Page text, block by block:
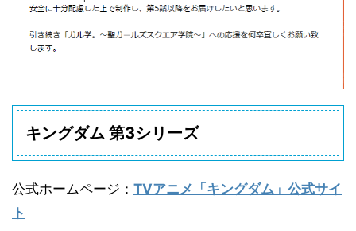
キングダム 第3シリーズ
公式ホームページ ： TVアニメ「キングダム」公式サイ
ト